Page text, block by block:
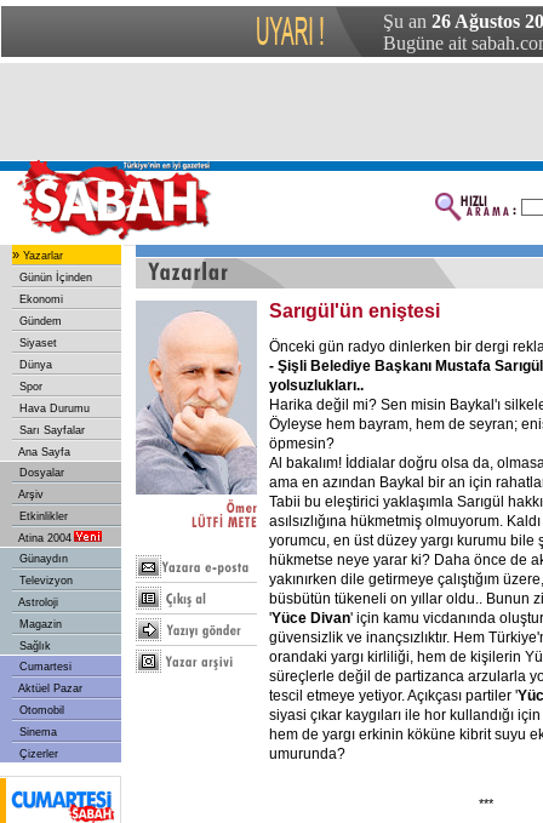
Şu an 26 Ağustos
Bugüne ait
» Yazarlar
Günün İçinden
Ekonomi
Gündem
Siyaset
Dünya
Spor
Hava Durumu
Sarı Sayfalar
Ana Sayfa
Dosyalar
Arşiv
Etkinlikler
Atina 2004
Günaydın
Televizyon
Astroloji
Magazin
Sağlık
Cumartesi
Aktüel Pazar
Otomobil
Sinema
Çizerler
Sarıgül'ün eniştesi
Önceki gün radyo dinlerken bir dergi
- Şişli Belediye Başkanı Mustafa
yolsuzlukları..
Harika değil mi? Sen misin Baykal'ı
Öyleyse hem bayram, hem de seyran;
öpmesin?
Al bakalım! İddialar doğru olsa da,
ama en azından Baykal bir an için
Tabii bu eleştirici yaklaşımla Sarıgül
asılsızlığına hükmetmiş olmuyorum.
yorumcu, en üst düzey yargı kurumu bile
hükmetse neye yarar ki? Daha önce de
yakınırken dile getirmeye çalıştığım
büsbütün tükeneli on yıllar oldu.. Bunun
'Yüce Divan' için kamu vicdanında
güvensizlik ve inançsızlıktır. Hem
orandaki yargı kirliliği, hem de kişilerin
süreçlerle değil de partizanca arzularla
tescil etmeye yetiyor. Açıkçası partiler '
siyasi çıkar kaygıları ile hor kullandığı
hem de yargı erkinin köküne kibrit suyu
umurunda?
***